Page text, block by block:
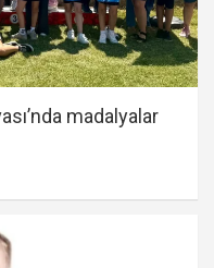
madalyalar